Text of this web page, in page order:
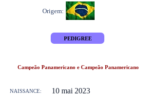
Origem:
PEDIGREE
Campeão Panamericano e Campeão Panamericano
10 mai 2023
NAISSANCE: